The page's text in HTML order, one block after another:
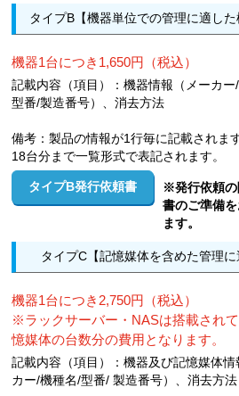
タイプB【機器単位での管理に適した
機器1台につき1,650円（税込）
記載内容（項目）：機器情報（メーカー
型番/製造番号）、消去方法
備考：製品の情報が1行毎に記載されま
18台分まで一覧形式で表記されます。
タイプB発行依頼書
※発行依頼の
書のご準備
ます。
タイプC【記憶媒体を含めた管理に
機器1台につき2,750円（税込）
※ラックサーバー・NASは搭載され
憶媒体の台数分の費用となります。
記載内容（項目）：機器及び記憶媒体情
カー/機種名/型番/ 製造番号）、消去方法